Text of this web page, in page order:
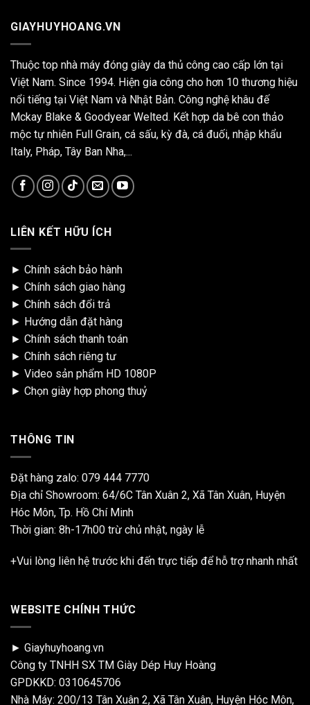
GIAYHUYHOANG.VN
Thuộc top nhà máy đóng giày da thủ công cao cấp lớn tại
Việt Nam. Since 1994. Hiện gia công cho hơn 10 thương hiệu
nổi tiếng tại Việt Nam và Nhật Bản. Công nghệ khâu đế
Mckay Blake & Goodyear Welted. Kết hợp da bê con thảo
mộc tự nhiên Full Grain, cá sấu, kỳ đà, cá đuối, nhập khẩu
Italy, Pháp, Tây Ban Nha,...
LIÊN KẾT HỮU ÍCH
► Chính sách bảo hành
► Chính sách giao hàng
► Chính sách đổi trả
► Hướng dẫn đặt hàng
► Chính sách thanh toán
► Chính sách riêng tư
► Video sản phẩm HD 1080P
► Chọn giày hợp phong thuỷ
THÔNG TIN
Đặt hàng zalo: 079 444 7770
Địa chỉ Showroom: 64/6C Tân Xuân 2, Xã Tân Xuân, Huyện
Hóc Môn, Tp. Hồ Chí Minh
Thời gian: 8h-17h00 trừ chủ nhật, ngày lễ
+Vui lòng liên hệ trước khi đến trực tiếp để hỗ trợ nhanh nhất
WEBSITE CHÍNH THỨC
► Giayhuyhoang.vn
Công ty TNHH SX TM Giày Dép Huy Hoàng
GPDKKD: 0310645706
Nhà Máy: 200/13 Tân Xuân 2, Xã Tân Xuân, Huyện Hóc Môn,